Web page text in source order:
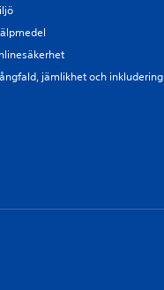
jämlikhet och inkludering